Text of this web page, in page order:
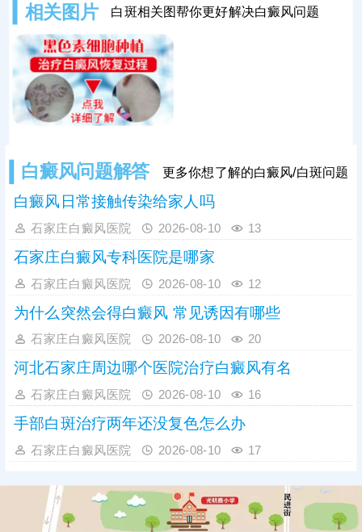
准，大幅提升手术成功率。同时，术
后科学护理必不可少，做好创面防
护、忌口、防晒等护理工作，能稳固
手术效果，避免白斑复发。
相关图片 白斑相关图帮你更好解决白癜风问题
白癜风问题解答 更多你想了解的白癜风/白斑问题
白癜风日常接触传染给家人吗
石家庄白癜风医院 2026-08-10 13
石家庄白癜风专科医院是哪家
石家庄白癜风医院 2026-08-10 12
为什么突然会得白癜风 常见诱因有哪些
石家庄白癜风医院 2026-08-10 20
河北石家庄周边哪个医院治疗白癜风有名
石家庄白癜风医院 2026-08-10 16
手部白斑治疗两年还没复色怎么办
石家庄白癜风医院 2026-08-10 17